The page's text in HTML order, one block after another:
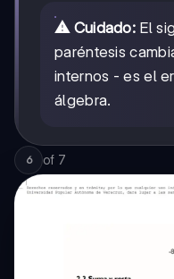
⚠️ Cuidado: El
paréntesis
internos - es el
álgebra.
6 of 7